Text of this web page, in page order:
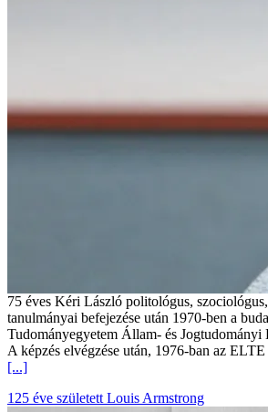
75 éves Kéri László politológus,
tanulmányai befejezése után 1970-ben a
Tudományegyetem Állam- és Jogtudományi
A képzés elvégzése után, 1976-ban az
[...]
125 éve született Louis Armstrong